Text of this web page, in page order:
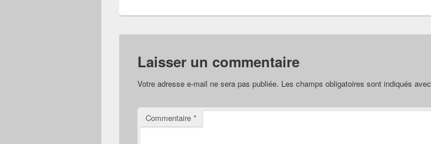
Laisser un commentaire
Votre adresse e-mail ne sera pas publiée. Les champs obligatoires sont indiqués avec
Commentaire *